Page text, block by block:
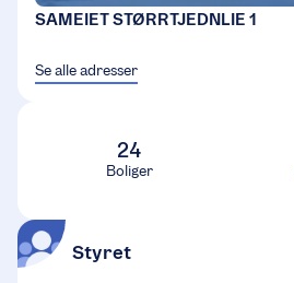
SAMEIET STØRRTJEDNLIE 1
Se alle adresser
24
Boliger
Styret